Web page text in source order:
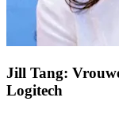
Jill Tang:
Logitech